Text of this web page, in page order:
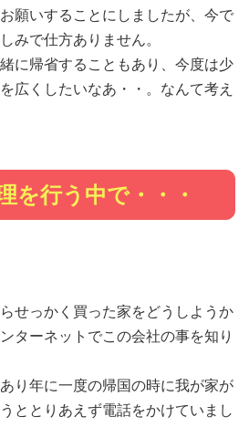
願いすることにしましたが、今で
みで仕方ありません。
に帰省することもあり、今度は少
広くしたいなあ・・。なんて考え
を行う中で・・・
せっかく買った家をどうしようか
ターネットでこの会社の事を知り
り年に一度の帰国の時に我が家が
ととりあえず電話をかけていまし